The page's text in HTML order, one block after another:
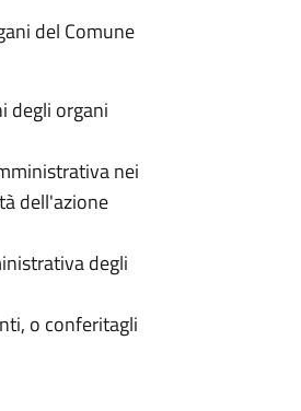
del Comune
degli organi
nei
dell'azione
degli
o conferitagli